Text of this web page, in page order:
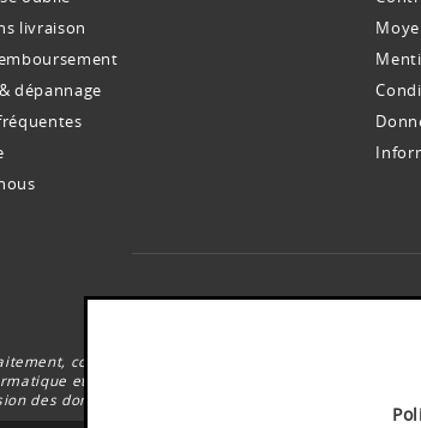
livraison
dépannage
INSCRIVEZ-
collecte votre adresse email pour vous
et Libertés” du 6 Janvier 1978, modifiée par
des données vous concernant.